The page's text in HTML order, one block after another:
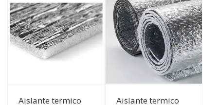
Ver Detalles
Aislante termico
Ver Detalles
Aislante termico